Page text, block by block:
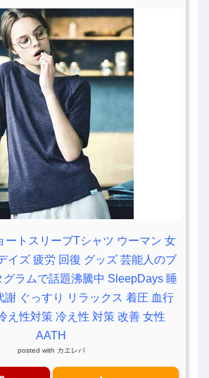
ートスリーブTシャツ ウーマン 女
イズ 疲労 回復 グッズ 芸能人のブ
グラムで話題沸騰中 SleepDays 睡
謝 ぐっすり リラックス 着圧 血行
え性対策 冷え性 対策 改善 女性
AATH
posted with カエレバ